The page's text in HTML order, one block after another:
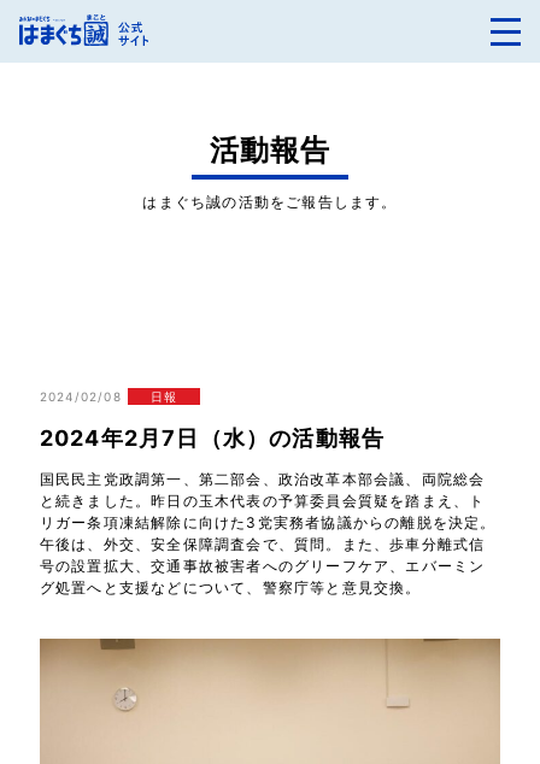
活動報告
はまぐち誠の活動をご報告します。
2024/02/08 日報
2024年2月7日（水）の活動報告
国民民主党政調第一、第二部会、政治改革本部会議、両院総会
と続きました。昨日の玉木代表の予算委員会質疑を踏まえ、ト
リガー条項凍結解除に向けた3党実務者協議からの離脱を決定。
午後は、外交、安全保障調査会で、質問。また、歩車分離式信
号の設置拡大、交通事故被害者へのグリーフケア、エバーミン
グ処置へと支援などについて、警察庁等と意見交換。